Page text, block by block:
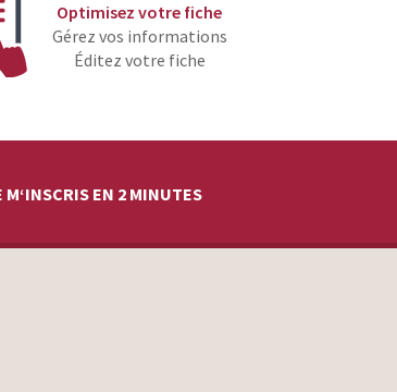
Optimisez votre fiche
Gérez vos informations
Éditez votre fiche
EN 2 MINUTES